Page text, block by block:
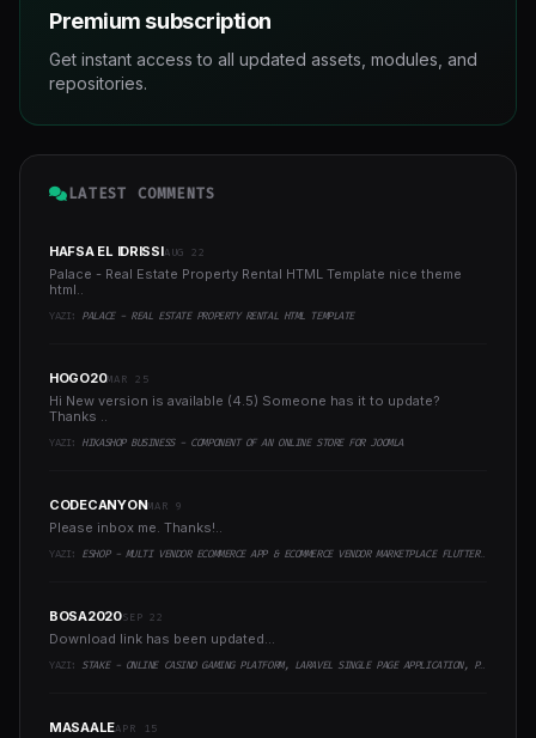
Premium subscription
Get instant access to all updated assets, modules, and
repositories.
LATEST COMMENTS
HAFSA EL IDRISSIAUG 22
Palace - Real Estate Property Rental HTML Template nice theme
html..
YAZI: PALACE - REAL ESTATE PROPERTY RENTAL HTML TEMPLATE
HOGO20MAR 25
Hi New version is available (4.5) Someone has it to update?
Thanks ..
YAZI: HIKASHOP BUSINESS - COMPONENT OF AN ONLINE STORE FOR JOOMLA
CODECANYONMAR 9
Please inbox me. Thanks!..
YAZI: ESHOP - MULTI VENDOR ECOMMERCE APP & ECOMMERCE VENDOR MARKETPLACE FLUTTER APP
BOSA2020SEP 22
Download link has been updated...
YAZI: STAKE - ONLINE CASINO GAMING PLATFORM, LARAVEL SINGLE PAGE APPLICATION, PWA
MASAALEAPR 15